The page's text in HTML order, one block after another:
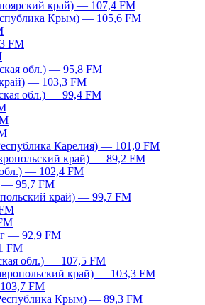
край) — 107,4 FM
Крым) — 105,6 FM
FM
обл.) — 95,8 FM
— 103,3 FM
обл.) — 99,4 FM
Карелия) — 101,0 FM
край) — 89,2 FM
— 102,4 FM
— 95,7 FM
край) — 99,7 FM
— 92,9 FM
FM
обл.) — 107,5 FM
край) — 103,3 FM
FM
Крым) — 89,3 FM